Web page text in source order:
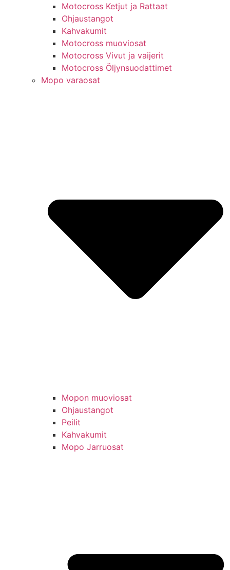
Motocross Ketjut ja Rattaat
Ohjaustangot
Kahvakumit
Motocross muoviosat
Motocross Vivut ja vaijerit
Motocross Öljynsuodattimet
Mopo varaosat
Mopon muoviosat
Ohjaustangot
Peilit
Kahvakumit
Mopo Jarruosat